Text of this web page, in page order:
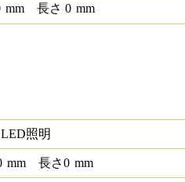
mm 長さ0 mm
照明
mm 長さ0 mm